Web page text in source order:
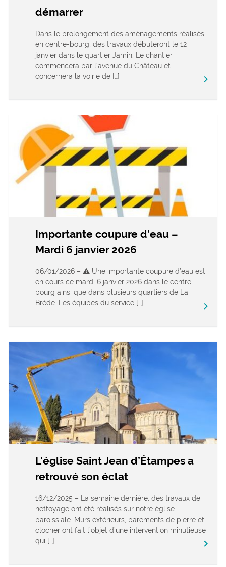
démarrer
Dans le prolongement des aménagements réalisés
en centre-bourg, des travaux débuteront le 12
janvier dans le quartier Jamin. Le chantier
commencera par l’avenue du Château et
concernera la voirie de […]
keyboard_arrow_right
Importante coupure d’eau –
Mardi 6 janvier 2026
06/01/2026 – ⚠️ Une importante coupure d’eau est
en cours ce mardi 6 janvier 2026 dans le centre-
bourg ainsi que dans plusieurs quartiers de La
Brède. Les équipes du service […]
keyboard_arrow_right
L’église Saint Jean d’Étampes a
retrouvé son éclat
16/12/2025 – La semaine dernière, des travaux de
nettoyage ont été réalisés sur notre église
paroissiale. Murs extérieurs, parements de pierre et
clocher ont fait l’objet d’une intervention minutieuse
qui […]
keyboard_arrow_right